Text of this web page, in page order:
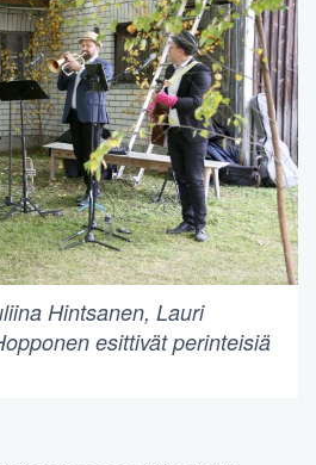
Hintsanen, Lauri
esittivät perinteisiä